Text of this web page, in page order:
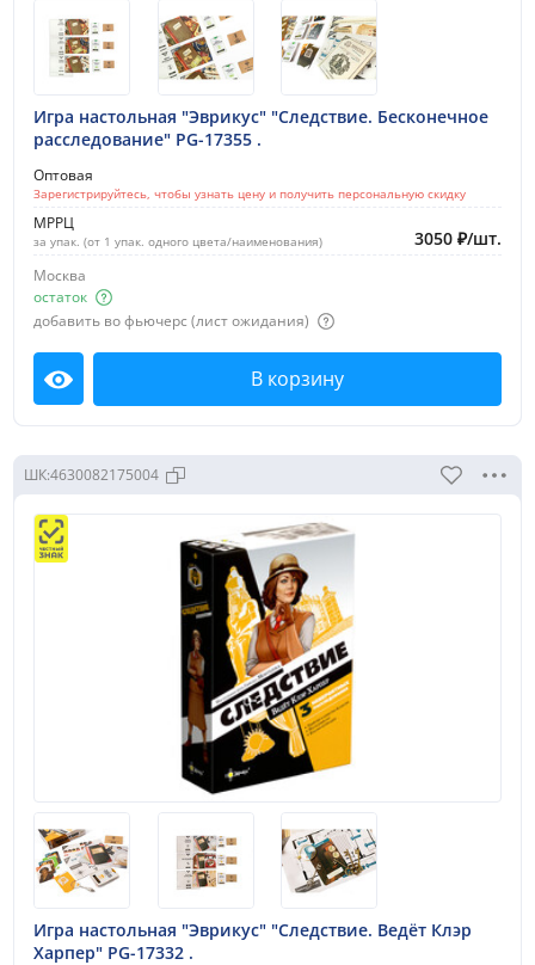
Игра настольная "Эврикус" "Следствие. Бесконечное
расследование" PG-17355 .
Оптовая
Зарегистрируйтесь, чтобы узнать цену и получить персональную скидку
МРРЦ
за упак. (от 1 упак. одного цвета/наименования) 3050 ₽/шт.
Москва
остаток
добавить во фьючерс (лист ожидания)
Посмотреть В корзину
ШК:4630082175004
Игра настольная "Эврикус" "Следствие. Ведёт Клэр
Харпер" PG-17332 .